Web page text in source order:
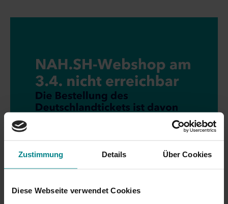
Zustimmung Details Über Cookies
Diese Webseite verwendet Cookies